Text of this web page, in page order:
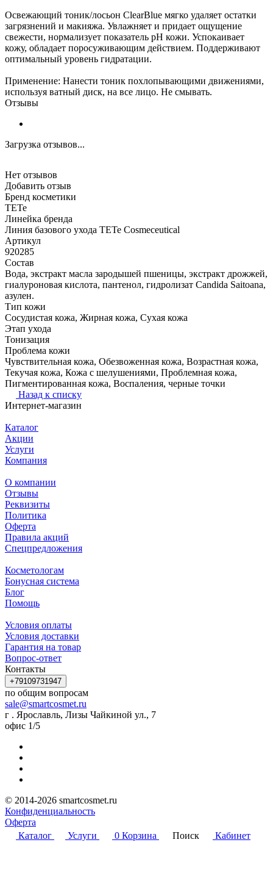
Освежающий тоник/лосьон ClearBlue мягко удаляет остатки
загрязнений и макияжа. Увлажняет и придает ощущение
свежести, нормализует показатель pH кожи. Успокаивает
кожу, обладает поросуживающим действием. Поддерживают
оптимальный уровень гидратации.
Применение: Нанести тоник похлопывающими движениями,
используя ватный диск, на все лицо. Не смывать.
Отзывы
Загрузка отзывов...
Нет отзывов
Добавить отзыв
Бренд косметики
TETe
Линейка бренда
Линия базового ухода TETe Cosmeceutical
Артикул
920285
Состав
Вода, экстракт масла зародышей пшеницы, экстракт дрожжей,
гиалуроновая кислота, пантенол, гидролизат Candida Saitoana,
азулен.
Тип кожи
Сосудистая кожа, Жирная кожа, Сухая кожа
Этап ухода
Тонизация
Проблема кожи
Чувствительная кожа, Обезвоженная кожа, Возрастная кожа,
Текучая кожа, Кожа с шелушениями, Проблемная кожа,
Пигментированная кожа, Воспаления, черные точки
Назад к списку
Интернет-магазин
Каталог
Акции
Услуги
Компания
О компании
Отзывы
Реквизиты
Политика
Оферта
Правила акций
Спецпредложения
Косметологам
Бонусная система
Блог
Помощь
Условия оплаты
Условия доставки
Гарантия на товар
Вопрос-ответ
Контакты
+79109731947
по общим вопросам
sale@smartcosmet.ru
г . Ярославль, Лизы Чайкиной ул., 7
офис 1/5
© 2014-2026 smartcosmet.ru
Конфиденциальность
Оферта
Каталог
Услуги 0 Корзина Поиск Кабинет